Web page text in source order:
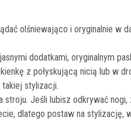
olśniewająco i oryginalnie w
dodatkami, oryginalnym
z połyskującą nicią lub w
takiej stylizacji.
Jeśli lubisz odkrywać nogi,
dlatego postaw na